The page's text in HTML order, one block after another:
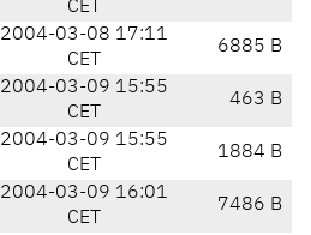
CET
2004-03-08 17:11
CET
6885 B
2004-03-09 15:55
CET
463 B
2004-03-09 15:55
CET
1884 B
2004-03-09 16:01
CET
7486 B